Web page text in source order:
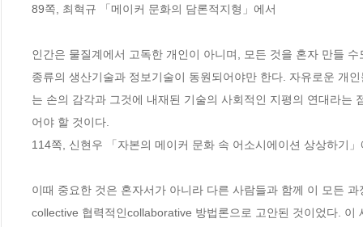
89쪽, 최혁규 「메이커 문화의 담론적지형」에서
인간은 물질계에서 고독한 개인이 아니며, 모든 것을 혼자 만들
종류의 생산기술과 정보기술이 동원되어야만 한다. 자유로운 개
는 손의 감각과 그것에 내재된 기술의 사회적인 지평의 연대라는
어야 할 것이다.
114쪽, 신현우 「자본의 메이커 문화 속 어소시에이션 상상하기」
이때 중요한 것은 혼자서가 아니라 다른 사람들과 함께 이 모든
collective 협력적인collaborative 방법론으로 고안된 것이었다.